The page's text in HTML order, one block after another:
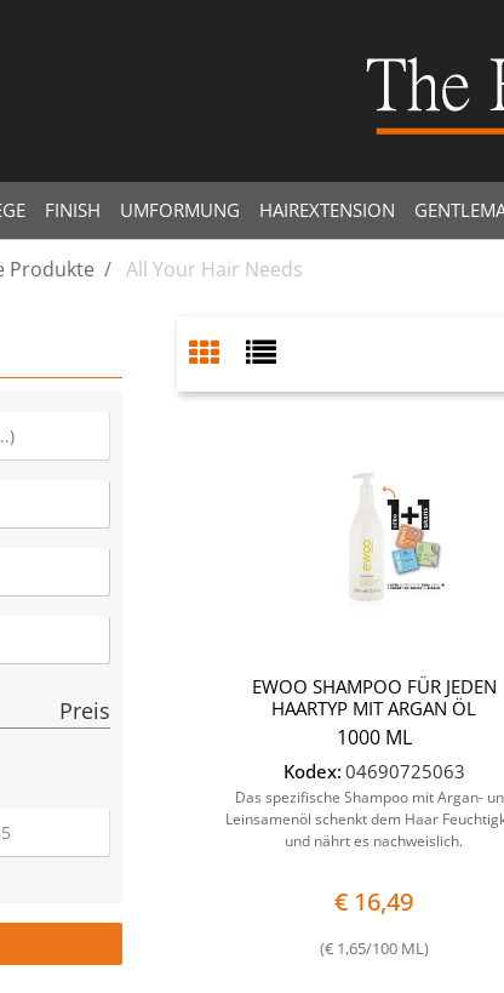
FINISH UMFORMUNG HAIREXTENSION
Produkte All Your Hair Needs
automaticamente gli altri filtri disponibili.
Preis
massimo
EWOO SHAMPOO FÜR JEDEN
HAARTYP MIT ARGAN ÖL
1000 ML
Kodex: 04690725063
Das spezifische Shampoo mit Argan-
Leinsamenöl schenkt dem Haar
und nährt es nachweislich.
€ 16,49
(€ 1,65/100 ML)